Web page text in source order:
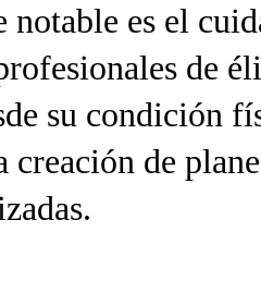
es el
de
su condición
de